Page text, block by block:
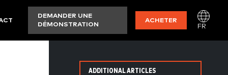
DEMANDER UNE
DÉMONSTRATION
ACHETER
FR
ADDITIONAL ARTICLES